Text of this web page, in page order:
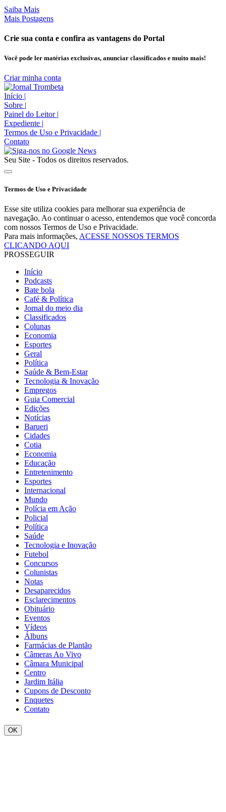
Saiba Mais
Mais Postagens
Crie sua conta e confira as vantagens do Portal
Você pode ler matérias exclusivas, anunciar classificados e muito mais!
Criar minha conta
Início |
Sobre |
Painel do Leitor |
Expediente |
Termos de Uso e Privacidade |
Contato
Seu Site - Todos os direitos reservados.
Termos de Uso e Privacidade
Esse site utiliza cookies para melhorar sua experiência de
navegação. Ao continuar o acesso, entendemos que você concorda
com nossos Termos de Uso e Privacidade.
Para mais informações, ACESSE NOSSOS TERMOS
CLICANDO AQUI
PROSSEGUIR
Início
Podcasts
Bate bola
Café & Política
Jornal do meio dia
Classificados
Colunas
Economia
Esportes
Geral
Política
Saúde & Bem-Estar
Tecnologia & Inovação
Empregos
Guia Comercial
Edições
Notícias
Barueri
Cidades
Cotia
Economia
Educação
Entretenimento
Esportes
Internacional
Mundo
Polícia em Ação
Policial
Política
Saúde
Tecnologia e Inovação
Futebol
Concursos
Colunistas
Notas
Desaparecidos
Esclarecimentos
Obituário
Eventos
Vídeos
Álbuns
Farmácias de Plantão
Câmeras Ao Vivo
Câmara Municipal
Centro
Jardim Itália
Cupons de Desconto
Enquetes
Contato
OK